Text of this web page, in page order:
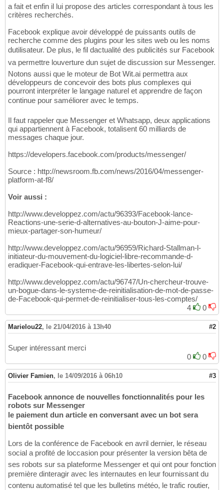
a fait et enfin il lui propose des articles correspondant à tous les
critères recherchés.
Facebook explique avoir développé de puissants outils de
recherche comme des plugins pour les sites web ou les noms
dutilisateur. De plus, le fil dactualité des publicités sur Facebook
va permettre louverture dun sujet de discussion sur Messenger.
Notons aussi que le moteur de Bot Wit.ai permettra aux
développeurs de concevoir des bots plus complexes qui
pourront interpréter le langage naturel et apprendre de façon
continue pour saméliorer avec le temps.
Il faut rappeler que Messenger et Whatsapp, deux applications
qui appartiennent à Facebook, totalisent 60 milliards de
messages chaque jour.
https://developers.facebook.com/products/messenger/
Source : http://newsroom.fb.com/news/2016/04/messenger-
platform-at-f8/
Voir aussi :
http://www.developpez.com/actu/96393/Facebook-lance-
Reactions-une-serie-d-alternatives-au-bouton-J-aime-pour-
mieux-partager-son-humeur/
http://www.developpez.com/actu/96959/Richard-Stallman-l-
initiateur-du-mouvement-du-logiciel-libre-recommande-d-
eradiquer-Facebook-qui-entrave-les-libertes-selon-lui/
http://www.developpez.com/actu/96747/Un-chercheur-trouve-
un-bogue-dans-le-systeme-de-reinitialisation-de-mot-de-passe-
de-Facebook-qui-permet-de-reinitialiser-tous-les-comptes/
4
0
Marielou22, le 21/04/2016 à 13h40 #2
Super intéressant merci
0
0
Olivier Famien, le 14/09/2016 à 06h10 #3
Facebook annonce de nouvelles fonctionnalités pour les
robots sur Messenger
le paiement dun article en conversant avec un bot sera
bientôt possible
Lors de la conférence de Facebook en avril dernier, le réseau
social a profité de loccasion pour présenter la version bêta de
ses robots sur sa plateforme Messenger et qui ont pour fonction
première dinteragir avec les internautes en leur fournissant du
contenu automatisé tel que les bulletins météo, le trafic routier,